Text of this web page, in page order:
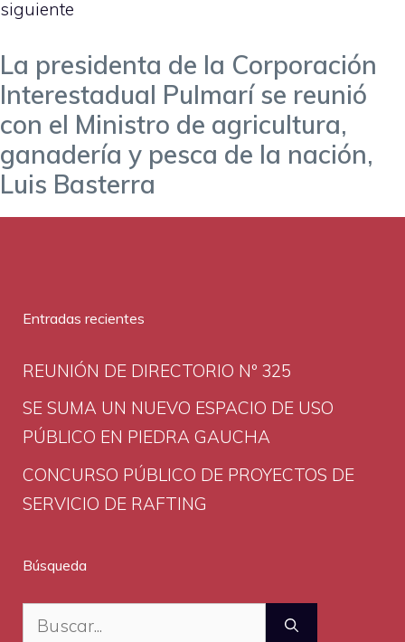
siguiente
La presidenta de la Corporación
Interestadual Pulmarí se reunió
con el Ministro de agricultura,
ganadería y pesca de la nación,
Luis Basterra
Entradas recientes
REUNIÓN DE DIRECTORIO Nº 325
SE SUMA UN NUEVO ESPACIO DE USO
PÚBLICO EN PIEDRA GAUCHA
CONCURSO PÚBLICO DE PROYECTOS DE
SERVICIO DE RAFTING
Búsqueda
Buscar: